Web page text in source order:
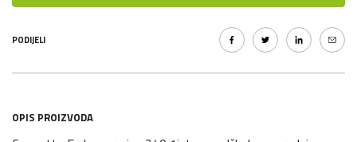
PODIJELI
OPIS PROIZVODA